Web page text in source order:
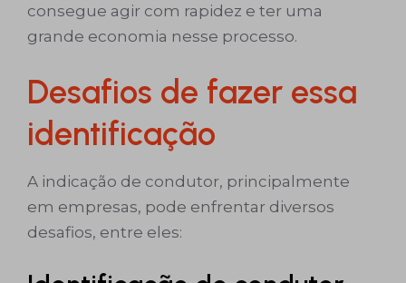
consegue agir com rapidez e ter uma
grande economia nesse processo.
Desafios de fazer essa
identificação
A indicação de condutor, principalmente
em empresas, pode enfrentar diversos
desafios, entre eles: